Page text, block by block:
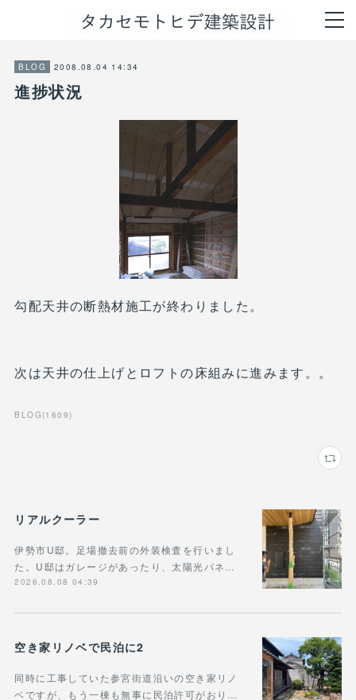
BLOG 2008.08.04 14:34
進捗状況
勾配天井の断熱材施工が終わりました。
次は天井の仕上げとロフトの床組みに進みます。。
BLOG (1609)
リアルクーラー
伊勢市U邸。足場撤去前の外装検査を行いまし
た。U邸はガレージがあったり、太陽光パネ…
2026.08.08 04:39
空き家リノベで民泊に2
同時に工事していた参宮街道沿いの空き家リノ
ベですが、もう一棟も無事に民泊許可がおり…